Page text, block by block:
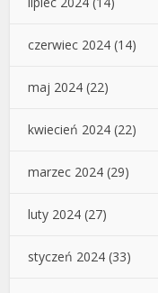
czerwiec 2024 (14)
maj 2024 (22)
kwiecień 2024 (22)
marzec 2024 (29)
luty 2024 (27)
styczeń 2024 (33)